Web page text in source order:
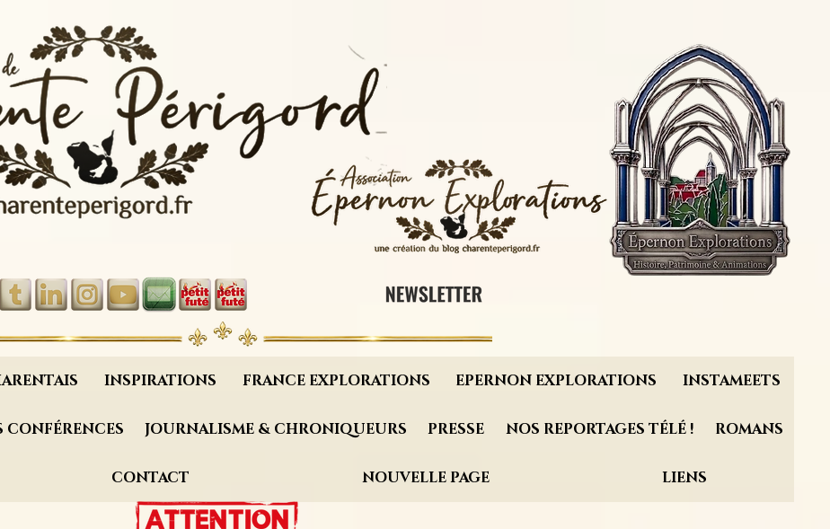
INSPIRATIONS FRANCE EXPLORATIONS EPERNON EXPLORATIONS INSTAMEETS
CONFÉRENCES JOURNALISME & CHRONIQUEURS PRESSE NOS REPORTAGES TÉLÉ ! ROMANS
CONTACT NOUVELLE PAGE LIENS